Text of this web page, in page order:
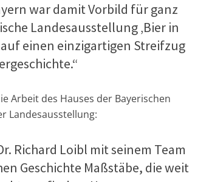
war damit Vorbild für ganz
Landesausstellung ‚Bier in
einen einzigartigen Streifzug
Arbeit des Hauses der Bayerischen
Landesausstellung:
Richard Loibl mit seinem Team
Geschichte Maßstäbe, die weit